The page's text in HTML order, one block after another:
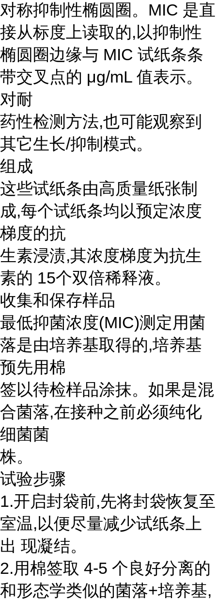
对称抑制性椭圆圈。MIC 是直
接从标度上读取的,以抑制性
椭圆圈边缘与 MIC 试纸条条
带交叉点的 μg/mL 值表示。
对耐
药性检测方法,也可能观察到
其它生长/抑制模式。
组成
这些试纸条由高质量纸张制
成,每个试纸条均以预定浓度
梯度的抗
生素浸渍,其浓度梯度为抗生
素的 15个双倍稀释液。
收集和保存样品
最低抑菌浓度(MIC)测定用菌
落是由培养基取得的,培养基
预先用棉
签以待检样品涂抹。如果是混
合菌落,在接种之前必须纯化
细菌菌
株。
试验步骤
1.开启封袋前,先将封袋恢复至
室温,以便尽量减少试纸条上
出 现凝结。
2.用棉签取 4-5 个良好分离的
和形态学类似的菌落+培养基,